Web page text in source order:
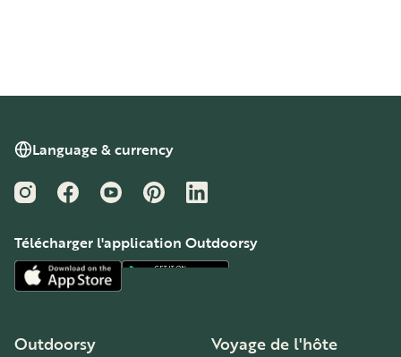
Language & currency
InstagramFacebookYouTubePinterestLinkedIn
Télécharger l'application Outdoorsy
Outdoorsy Voyage de l'hôte